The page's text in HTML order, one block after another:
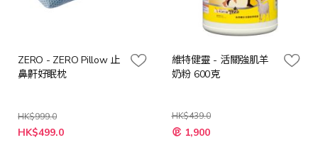
ZERO - ZERO Pillow 止
鼻鼾好眠枕
HK$999.0
特
殊
HK$499.0
維特健靈 - 活關強肌羊
奶粉 600克
HK$439.0
特
殊 1,900